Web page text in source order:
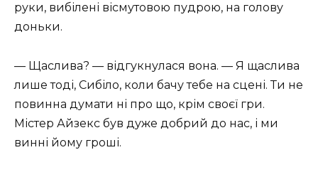
руки, вибілені вісмутовою пудрою, на голову
доньки.
— Щаслива? — відгукнулася вона. — Я щаслива
лише тоді, Сибіло, коли бачу тебе на сцені. Ти не
повинна думати ні про що, крім своєї гри.
Містер Айзекс був дуже добрий до нас, і ми
винні йому гроші.